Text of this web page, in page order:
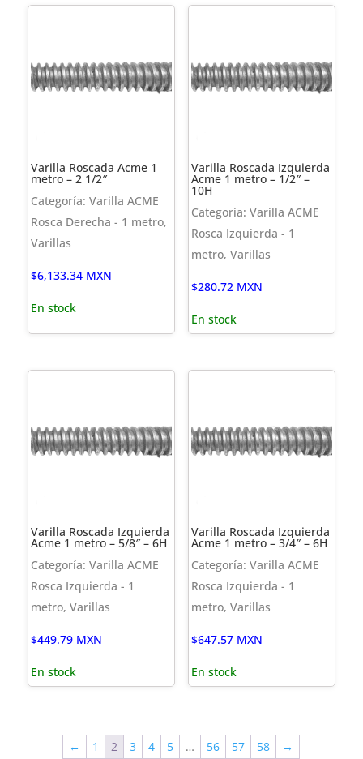
Varilla Roscada Acme 1
metro – 2 1/2″
Categoría: Varilla ACME
Rosca Derecha - 1 metro,
Varillas
$6,133.34 MXN
En stock
Varilla Roscada Izquierda
Acme 1 metro – 1/2″ –
10H
Categoría: Varilla ACME
Rosca Izquierda - 1
metro, Varillas
$280.72 MXN
En stock
Varilla Roscada Izquierda
Acme 1 metro – 5/8″ – 6H
Categoría: Varilla ACME
Rosca Izquierda - 1
metro, Varillas
$449.79 MXN
En stock
Varilla Roscada Izquierda
Acme 1 metro – 3/4″ – 6H
Categoría: Varilla ACME
Rosca Izquierda - 1
metro, Varillas
$647.57 MXN
En stock
← 1 2 3 4 5 … 56 57 58 →